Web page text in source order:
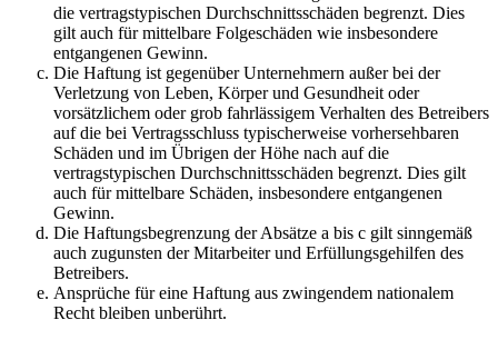
die vertragstypischen Durchschnittsschäden begrenzt. Dies
gilt auch für mittelbare Folgeschäden wie insbesondere
entgangenen Gewinn.
Die Haftung ist gegenüber Unternehmern außer bei der
Verletzung von Leben, Körper und Gesundheit oder
vorsätzlichem oder grob fahrlässigem Verhalten des Betreibers
auf die bei Vertragsschluss typischerweise vorhersehbaren
Schäden und im Übrigen der Höhe nach auf die
vertragstypischen Durchschnittsschäden begrenzt. Dies gilt
auch für mittelbare Schäden, insbesondere entgangenen
Gewinn.
Die Haftungsbegrenzung der Absätze a bis c gilt sinngemäß
auch zugunsten der Mitarbeiter und Erfüllungsgehilfen des
Betreibers.
Ansprüche für eine Haftung aus zwingendem nationalem
Recht bleiben unberührt.